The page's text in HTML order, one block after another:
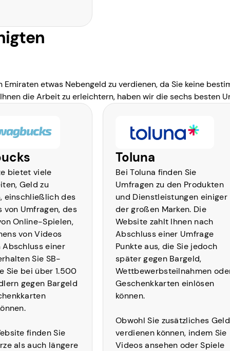
etwas Nebengeld zu verdienen, da Sie keine
die Arbeit zu erleichtern, haben wir die sechs besten
bietet viele
Geld zu
einschließlich des
von Umfragen, des
Online-Spielen,
von Videos
Abschluss einer
Sie SB-
Sie bei über 1.500
gegen Bargeld
finden Sie
als auch längere
Toluna
Bei Toluna finden Sie
Umfragen zu den Produkten
und Dienstleistungen einiger
der großen Marken. Die
Website zahlt Ihnen nach
Abschluss einer Umfrage
Punkte aus, die Sie jedoch
später gegen Bargeld,
Wettbewerbsteilnahmen
Geschenkkarten einlösen
können.
Obwohl Sie zusätzliches Geld
verdienen können, indem Sie
Videos ansehen oder Spiele